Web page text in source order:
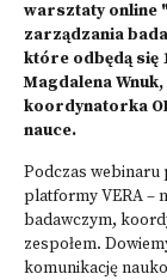
warsztaty online
zarządzania
które odbędą się
Magdalena
koordynatorka
nauce.
Podczas webinaru
platformy VERA –
badawczym,
zespołem.
komunikację